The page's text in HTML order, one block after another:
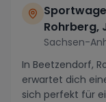
Rohrberg,
Sachsen-
In Beetzendorf,
erwartet dich
sich perfekt für